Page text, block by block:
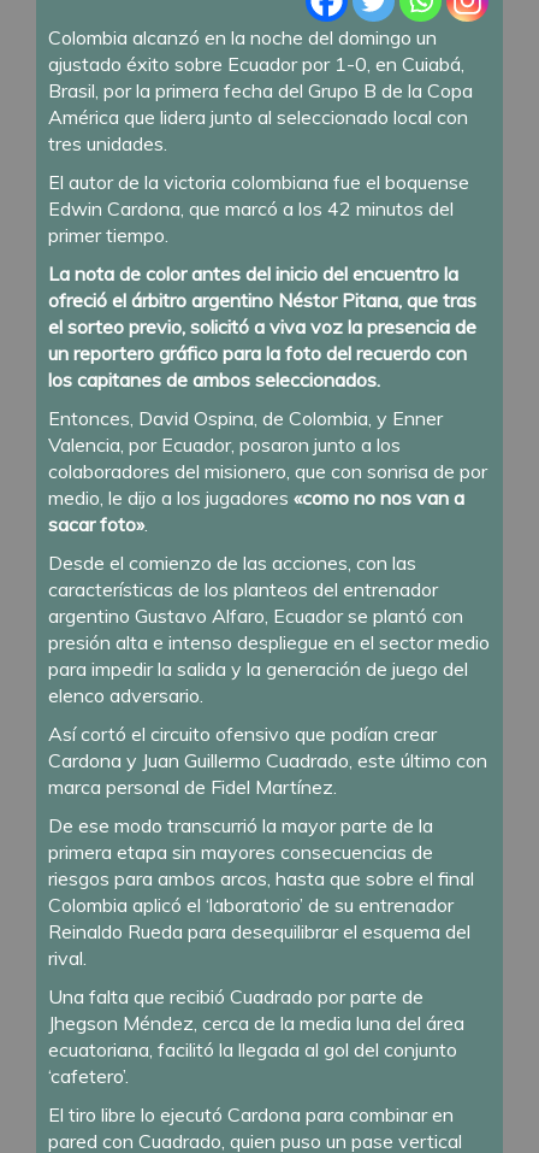
Colombia alcanzó en la noche del domingo un
ajustado éxito sobre Ecuador por 1-0, en Cuiabá,
Brasil, por la primera fecha del Grupo B de la Copa
América que lidera junto al seleccionado local con
tres unidades.
El autor de la victoria colombiana fue el boquense
Edwin Cardona, que marcó a los 42 minutos del
primer tiempo.
La nota de color antes del inicio del encuentro la
ofreció el árbitro argentino Néstor Pitana, que tras
el sorteo previo, solicitó a viva voz la presencia de
un reportero gráfico para la foto del recuerdo con
los capitanes de ambos seleccionados.
Entonces, David Ospina, de Colombia, y Enner
Valencia, por Ecuador, posaron junto a los
colaboradores del misionero, que con sonrisa de por
medio, le dijo a los jugadores «como no nos van a
sacar foto».
Desde el comienzo de las acciones, con las
características de los planteos del entrenador
argentino Gustavo Alfaro, Ecuador se plantó con
presión alta e intenso despliegue en el sector medio
para impedir la salida y la generación de juego del
elenco adversario.
Así cortó el circuito ofensivo que podían crear
Cardona y Juan Guillermo Cuadrado, este último con
marca personal de Fidel Martínez.
De ese modo transcurrió la mayor parte de la
primera etapa sin mayores consecuencias de
riesgos para ambos arcos, hasta que sobre el final
Colombia aplicó el ‘laboratorio’ de su entrenador
Reinaldo Rueda para desequilibrar el esquema del
rival.
Una falta que recibió Cuadrado por parte de
Jhegson Méndez, cerca de la media luna del área
ecuatoriana, facilitó la llegada al gol del conjunto
‘cafetero’.
El tiro libre lo ejecutó Cardona para combinar en
pared con Cuadrado, quien puso un pase vertical